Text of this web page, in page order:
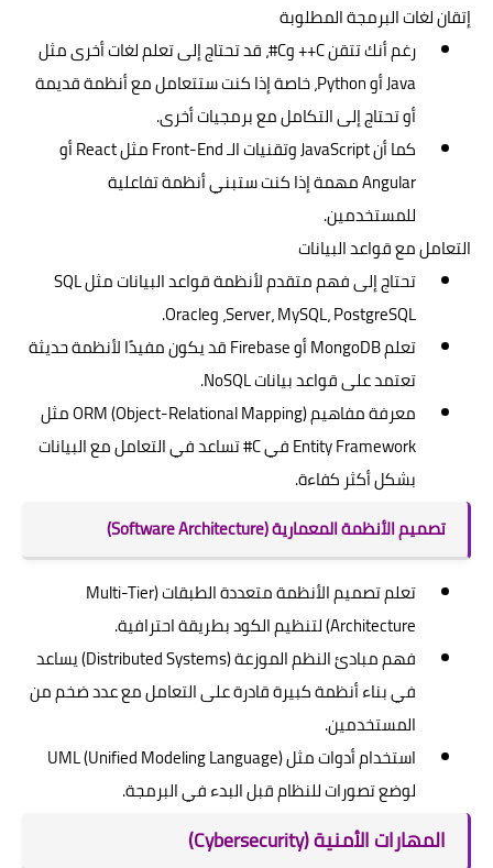
إتقان لغات البرمجة المطلوبة
رغم أنك تتقن C++ وC#، قد تحتاج إلى تعلم لغات أخرى مثل
Java أو Python، خاصة إذا كنت ستتعامل مع أنظمة قديمة
أو تحتاج إلى التكامل مع برمجيات أخرى.
كما أن JavaScript وتقنيات الـ Front-End مثل React أو
Angular مهمة إذا كنت ستبني أنظمة تفاعلية
للمستخدمين.
التعامل مع قواعد البيانات
تحتاج إلى فهم متقدم لأنظمة قواعد البيانات مثل SQL
Server، MySQL، PostgreSQL، وOracle.
تعلم MongoDB أو Firebase قد يكون مفيدًا لأنظمة حديثة
تعتمد على قواعد بيانات NoSQL.
معرفة مفاهيم ORM (Object-Relational Mapping) مثل
Entity Framework في C# تساعد في التعامل مع البيانات
بشكل أكثر كفاءة.
تصميم الأنظمة المعمارية (Software Architecture)
تعلم تصميم الأنظمة متعددة الطبقات (Multi-Tier
Architecture) لتنظيم الكود بطريقة احترافية.
فهم مبادئ النظم الموزعة (Distributed Systems) يساعد
في بناء أنظمة كبيرة قادرة على التعامل مع عدد ضخم من
المستخدمين.
استخدام أدوات مثل UML (Unified Modeling Language)
لوضع تصورات للنظام قبل البدء في البرمجة.
المهارات الأمنية (Cybersecurity)